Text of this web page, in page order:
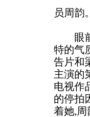
员周韵。
眼前
特的气
告片和
主演的
电视作
的停拍
着她,周